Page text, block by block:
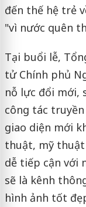
đến thế hệ trẻ
"vì nước quên
Tại buổi lễ,
tử Chính phủ
nỗ lực đổi mới,
công tác
giao diện mới
thuật, mỹ
dễ tiếp cận với
sẽ là kênh
hình ảnh tốt